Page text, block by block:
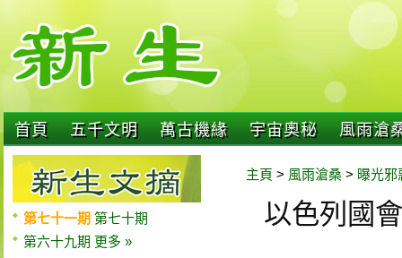
首頁 五千文明 萬古機緣 宇宙奧秘 風雨滄
第七十一期 第七十期
第六十九期 更多 »
主頁 > 風雨滄桑 > 曝光邪
以色列國